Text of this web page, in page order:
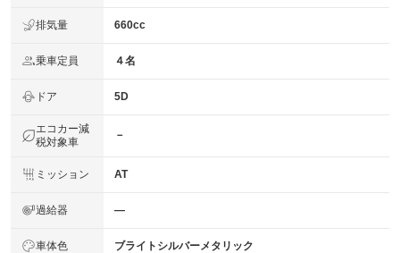
排気量 660cc
乗車定員 ４名
ドア 5D
エコカー減
税対象車
－
ミッション AT
過給器 ―
車体色 ブライトシルバーメタリック